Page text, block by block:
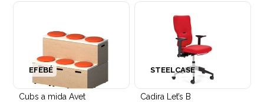
Cubs a mida Avet
EFEBÉ
Cadira Let’s B
STEELCASE